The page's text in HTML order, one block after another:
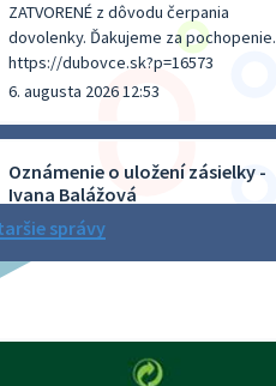
ZATVORENÉ z dôvodu čerpania
dovolenky. Ďakujeme za pochopenie.
https://dubovce.sk?p=16573
6. augusta 2026 12:53
Oznámenie o uložení zásielky -
Ivana Balážová
Na úradnej tabuli je nová výveska.
5. augusta 2026 12:38
Dovolenka - MUDr. Marián Sivoň
správy